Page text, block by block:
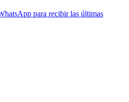
para recibir las últimas